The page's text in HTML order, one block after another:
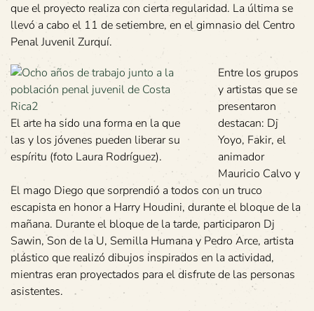
que el proyecto realiza con cierta regularidad. La última se
llevó a cabo el 11 de setiembre, en el gimnasio del Centro
Penal Juvenil Zurquí.
El arte ha sido una forma en la que
las y los jóvenes pueden liberar su
espíritu (foto Laura Rodríguez).
Entre los grupos
y artistas que se
presentaron
destacan: Dj
Yoyo, Fakir, el
animador
Mauricio Calvo y
El mago Diego que sorprendió a todos con un truco
escapista en honor a Harry Houdini, durante el bloque de la
mañana. Durante el bloque de la tarde, participaron Dj
Sawin, Son de la U, Semilla Humana y Pedro Arce, artista
plástico que realizó dibujos inspirados en la actividad,
mientras eran proyectados para el disfrute de las personas
asistentes.